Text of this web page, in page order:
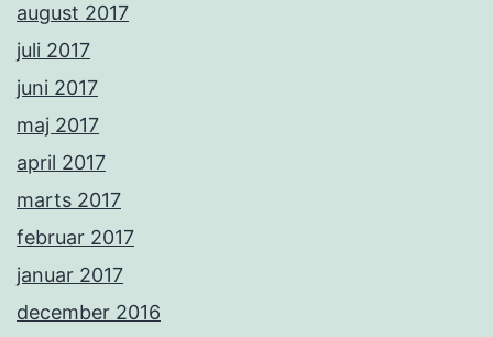
august 2017
juli 2017
juni 2017
maj 2017
april 2017
marts 2017
februar 2017
januar 2017
december 2016